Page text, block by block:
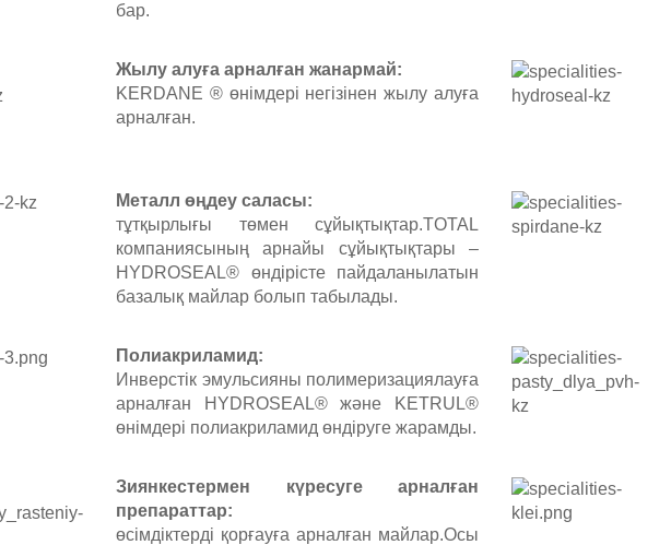
бар.
Жылу алуға арналған жанармай:
KERDANE ® өнімдері негізінен жылу алуға
арналған.
Металл өңдеу саласы:
тұтқырлығы төмен сұйықтықтар.TOTAL
компаниясының арнайы сұйықтықтары –
HYDROSEAL® өндірісте пайдаланылатын
базалық майлар болып табылады.
Полиакриламид:
Инверстік эмульсияны полимеризациялауға
арналған HYDROSEAL® және KETRUL®
өнімдері полиакриламид өндіруге жарамды.
Зиянкестермен күресуге арналған
препараттар:
өсімдіктерді қорғауға арналған майлар.Осы